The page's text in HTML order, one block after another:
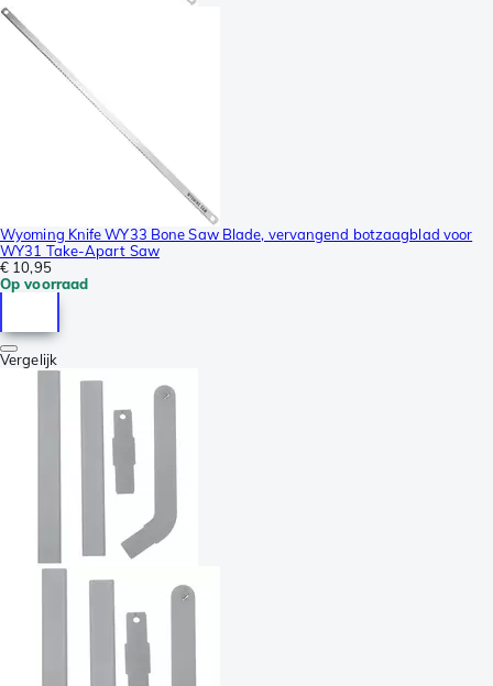
Wyoming Knife WY33 Bone Saw Blade, vervangend botzaagblad voor
WY31 Take-Apart Saw
€ 10,95
Op voorraad
Vergelijk